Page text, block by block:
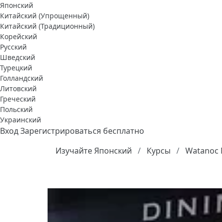
Японский
Китайский (Упрощенный)
Китайский (Традиционный)
Корейский
Русский
Шведский
Турецкий
Голландский
Литовский
Греческий
Польский
Украинский
ВходЗарегистрироваться бесплатно
Изучайте Японский
Курсы Watanoc